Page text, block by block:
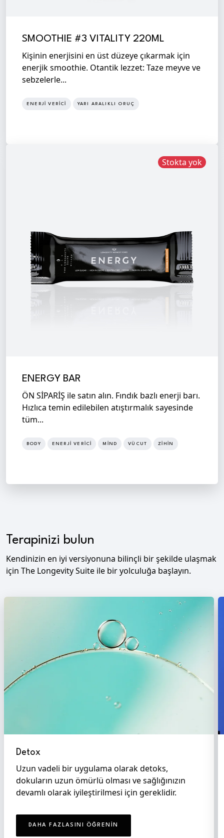
SMOOTHIE #3 VITALITY 220ML
Kişinin enerjisini en üst düzeye çıkarmak için
enerjik smoothie. Otantik lezzet: Taze meyve ve
sebzelerle...
ENERJI VERICI YARI ARALIKLI ORUÇ
Stokta yok
ENERGY BAR
ÖN SİPARİŞ ile satın alın. Fındık bazlı enerji barı.
Hızlıca temin edilebilen atıştırmalık sayesinde
tüm...
BODY ENERJI VERICI MIND VÜCUT ZIHIN
Terapinizi bulun
Kendinizin en iyi versiyonuna bilinçli bir şekilde ulaşmak
için The Longevity Suite ile bir yolculuğa başlayın.
Detox
Uzun vadeli bir uygulama olarak detoks,
dokuların uzun ömürlü olması ve sağlığınızın
devamlı olarak iyileştirilmesi için gereklidir.
DAHA FAZLASINI ÖĞRENIN